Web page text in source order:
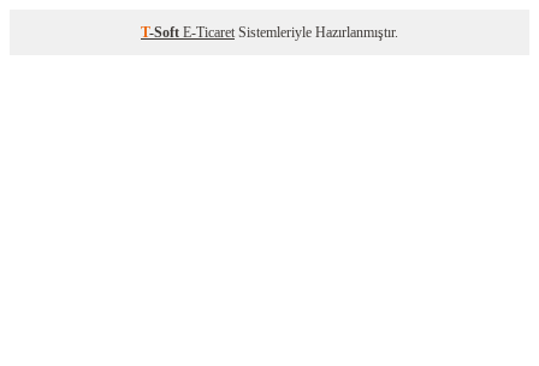
T-Soft E-Ticaret Sistemleriyle Hazırlanmıştır.